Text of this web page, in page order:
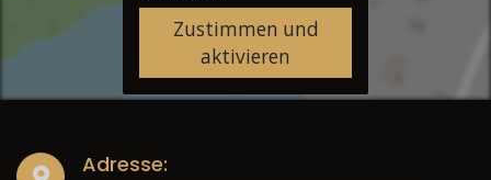
Zustimmen und
aktivieren
Adresse: